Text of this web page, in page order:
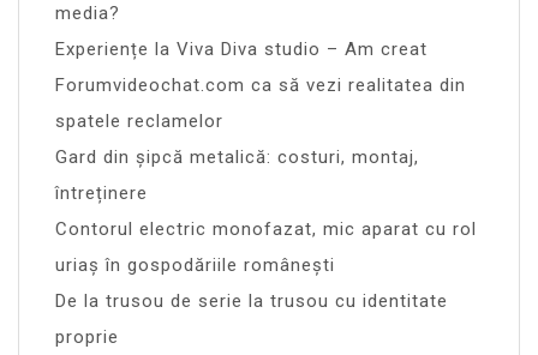
media?
Experiențe la Viva Diva studio – Am creat
Forumvideochat.com ca să vezi realitatea din
spatele reclamelor
Gard din șipcă metalică: costuri, montaj,
întreținere
Contorul electric monofazat, mic aparat cu rol
uriaș în gospodăriile românești
De la trusou de serie la trusou cu identitate
proprie